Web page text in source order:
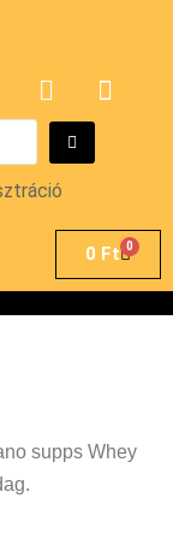
0 Ft 0
supps Whey